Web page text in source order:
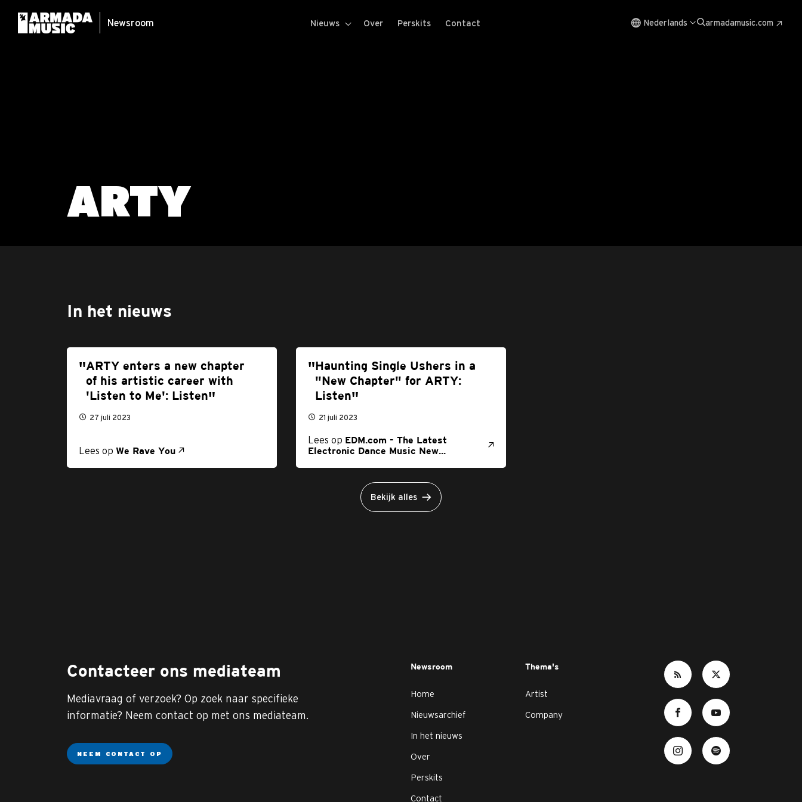
Newsroom Nieuws Over Perskits Contact Nederlands armadamusic.com
ARTY
In het nieuws
ARTY enters a new chapter
of his artistic career with
'Listen to Me': Listen
27 juli 2023
Lees op We Rave You
Haunting Single Ushers in a
"New Chapter" for ARTY:
Listen
21 juli 2023
Lees op EDM.com - The Latest
Electronic Dance Music New...
Bekijk alles
Contacteer ons mediateam
Mediavraag of verzoek? Op zoek naar specifieke
informatie? Neem contact op met ons mediateam.
NEEM CONTACT OP
Newsroom
Home
Nieuwsarchief
In het nieuws
Over
Perskits
Contact
Thema's
Artist
Company